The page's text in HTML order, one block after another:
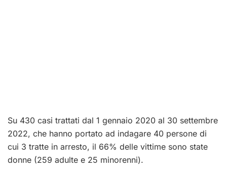
Su 430 casi trattati dal 1 gennaio 2020 al 30 settembre
2022, che hanno portato ad indagare 40 persone di
cui 3 tratte in arresto, il 66% delle vittime sono state
donne (259 adulte e 25 minorenni).